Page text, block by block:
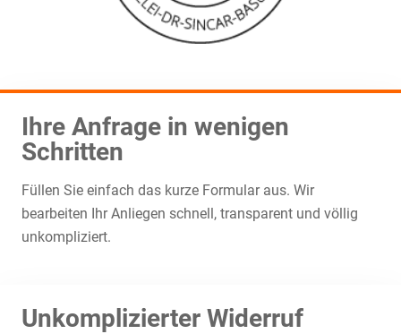
Ihre Anfrage in wenigen
Schritten
Füllen Sie einfach das kurze Formular aus. Wir
bearbeiten Ihr Anliegen schnell, transparent und völlig
unkompliziert.
Unkomplizierter Widerruf